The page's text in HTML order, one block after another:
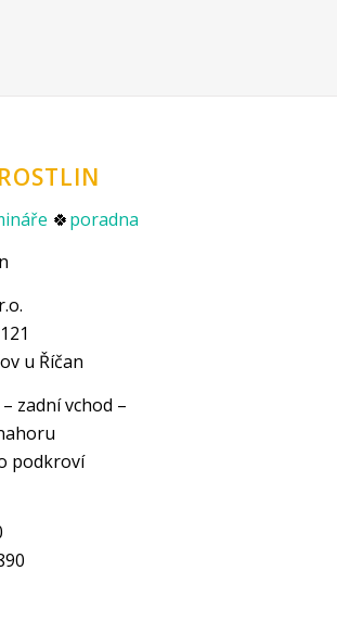
🍀poradna
u Říčan
zadní vchod –
podkroví